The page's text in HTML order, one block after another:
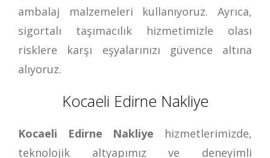
ambalaj malzemeleri kullanıyoruz. Ayrıca,
sigortalı taşımacılık hizmetimizle olası
risklere karşı eşyalarınızı güvence altına
alıyoruz.
Kocaeli Edirne Nakliye
Kocaeli Edirne Nakliye hizmetlerimizde,
teknolojik altyapımız ve deneyimli